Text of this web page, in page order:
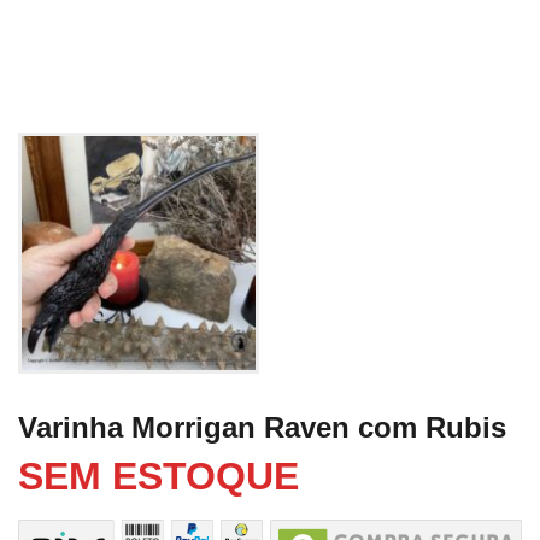
Varinha Morrigan Raven com Rubis
SEM ESTOQUE